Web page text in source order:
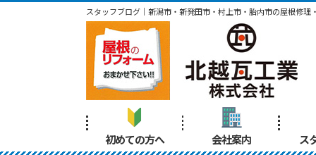
スタッフブログ｜新潟市・新発田市・村上市・胎内市の屋根修理
初めての方へ 会社案内 ス